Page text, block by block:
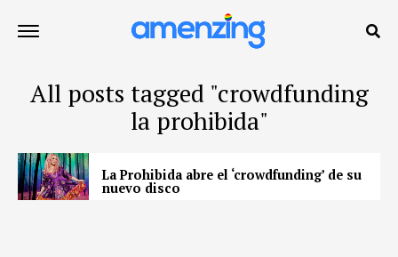
All posts tagged "crowdfunding
la prohibida"
La Prohibida abre el ‘crowdfunding’ de su
nuevo disco